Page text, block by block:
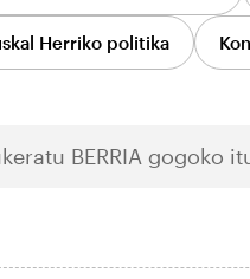
Herriko politika
BERRIA gogoko